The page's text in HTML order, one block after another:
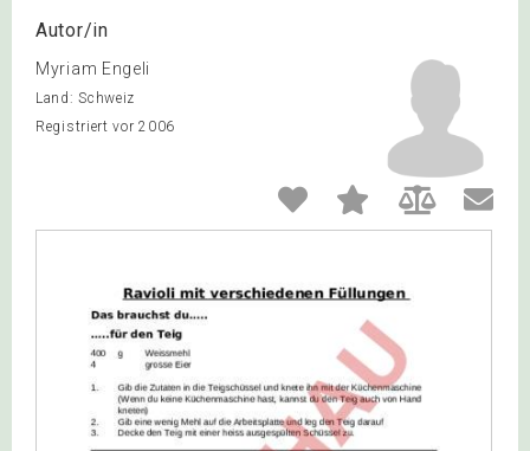
Autor/in
Myriam Engeli
Land: Schweiz
Registriert vor 2006